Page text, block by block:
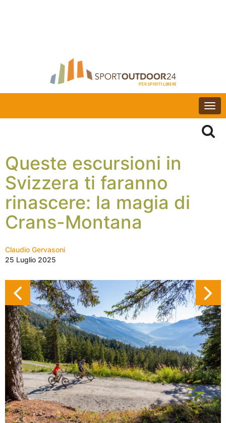
Queste escursioni in
Svizzera ti faranno
rinascere: la magia di
Crans-Montana
Claudio Gervasoni
25 Luglio 2025